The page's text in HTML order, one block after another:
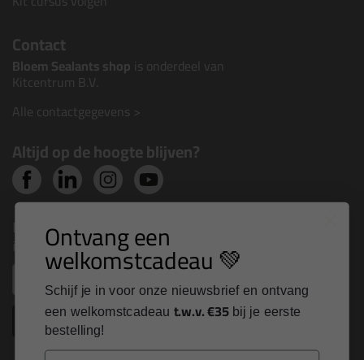
Contact
Bloem Sealants shop is onderdeel van
Kitcentrum B.V.
Alle contactgegevens >
Altijd op de hoogte blijven?
Nieuws, tips en exclusieve deals rechtstreeks in je
inbox
Inschrijven
Ontvang een
welkomstcadeau 💚
Schijf je in voor onze nieuwsbrief en ontvang
een welkomstcadeau t.w.v. €35 bij je eerste
bestelling!
Email